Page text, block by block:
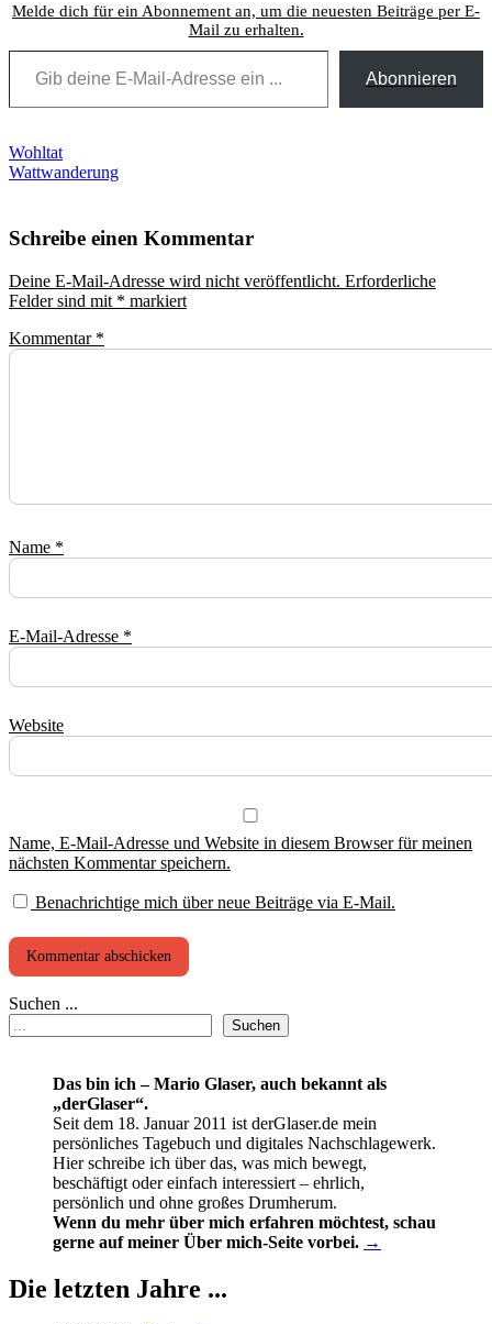
Melde dich für ein Abonnement an, um die neuesten Beiträge per E-
Mail zu erhalten.
Gib deine E-Mail-Adresse ein ...
Abonnieren
Beitragsnavigation
Wohltat
Wattwanderung
Schreibe einen Kommentar
Deine E-Mail-Adresse wird nicht veröffentlicht. Erforderliche
Felder sind mit * markiert
Kommentar *
Name *
E-Mail-Adresse *
Website
Name, E-Mail-Adresse und Website in diesem Browser für meinen
nächsten Kommentar speichern.
Benachrichtige mich über neue Beiträge via E-Mail.
Suchen ...
Suchen
Das bin ich – Mario Glaser, auch bekannt als
„derGlaser“.
Seit dem 18. Januar 2011 ist derGlaser.de mein
persönliches Tagebuch und digitales Nachschlagewerk.
Hier schreibe ich über das, was mich bewegt,
beschäftigt oder einfach interessiert – ehrlich,
persönlich und ohne großes Drumherum.
Wenn du mehr über mich erfahren möchtest, schau
gerne auf meiner Über mich-Seite vorbei. →
Die letzten Jahre ...